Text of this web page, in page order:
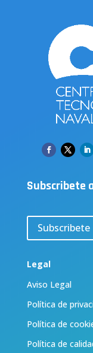
Subscribete
Subscribete
Legal
Aviso Legal
Política de
Política de
Política de